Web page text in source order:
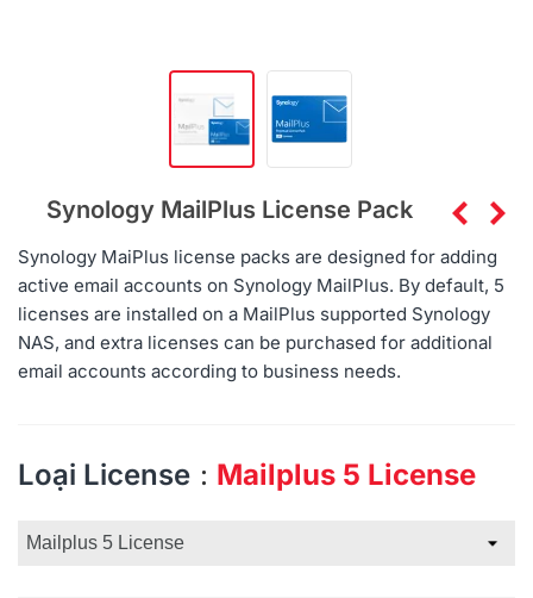
Synology MailPlus License Pack
Synology MaiPlus license packs are designed for adding
active email accounts on Synology MailPlus. By default, 5
licenses are installed on a MailPlus supported Synology
NAS, and extra licenses can be purchased for additional
email accounts according to business needs.
Loại License Mailplus 5 License